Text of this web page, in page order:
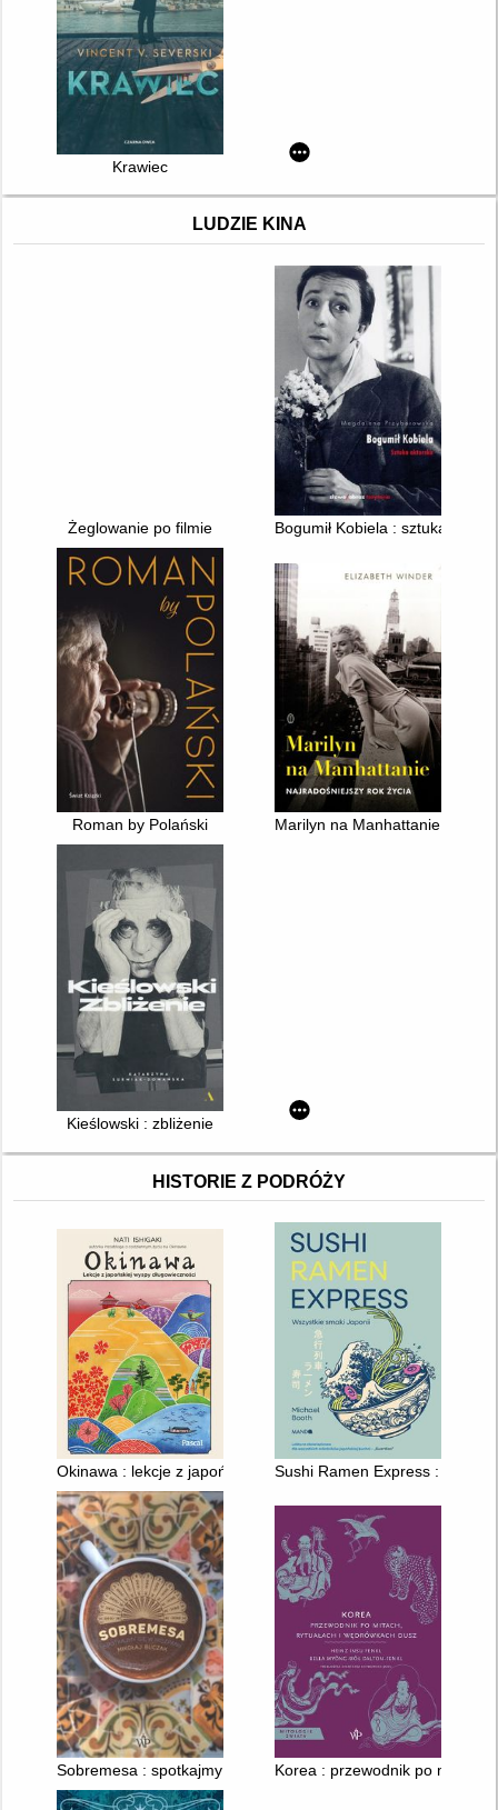
Krawiec
LUDZIE KINA
Żeglowanie po filmie Bogumił Kobiela : sztuka
Roman by Polański Marilyn na Manhattanie :
Kieślowski : zbliżenie
HISTORIE Z PODRÓŻY
Okinawa : lekcje z japońskiej wyspy długowieczności
Sushi Ramen Express :
Sobremesa : spotkajmy się w HiszpaniiKorea : przewodnik po mitach,